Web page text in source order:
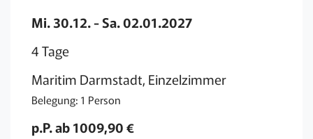
Mi. 30.12. - Sa. 02.01.2027
4 Tage
Maritim Darmstadt, Einzelzimmer
Belegung: 1 Person
p.P. ab 1009,90 €